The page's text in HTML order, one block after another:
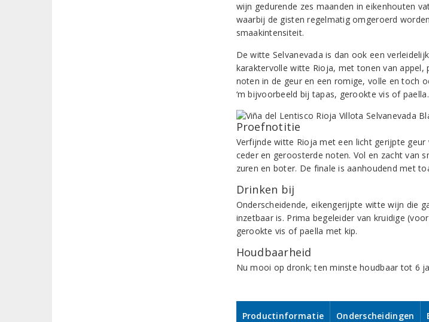
wijn gedurende zes maanden in eikenhouten
waarbij de gisten regelmatig omgeroerd
smaakintensiteit.
De witte Selvanevada is dan ook een
karaktervolle witte Rioja, met tonen van appel,
noten in de geur en een romige, volle en toch
‘m bijvoorbeeld bij tapas, gerookte vis of paella.
Proefnotitie
Verfijnde witte Rioja met een licht gerijpte geur
ceder en geroosterde noten. Vol en zacht van
zuren en boter. De finale is aanhoudend met
Drinken bij
Onderscheidende, eikengerijpte witte wijn die
inzetbaar is. Prima begeleider van kruidige
gerookte vis of paella met kip.
Houdbaarheid
Nu mooi op dronk; ten minste houdbaar tot 6
Productinformatie Onderscheidingen